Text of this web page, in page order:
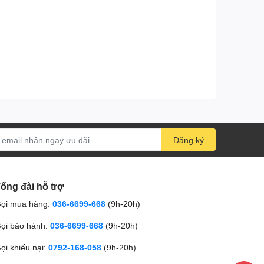
Đăng ký
đài hỗ trợ
mua hàng: 036-6699-668 (9h-20h)
bảo hành: 036-6699-668 (9h-20h)
khiếu nại: 0792-168-058 (9h-20h)